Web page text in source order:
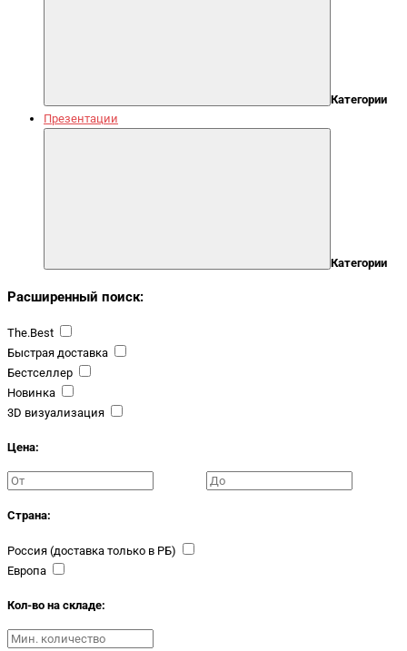
Категории
Презентации
Категории
Расширенный поиск:
The.Best
Быстрая доставка
Бестселлер
Новинка
3D визуализация
Цена:
Страна:
Россия (доставка только в РБ)
Европа
Кол-во на складе: